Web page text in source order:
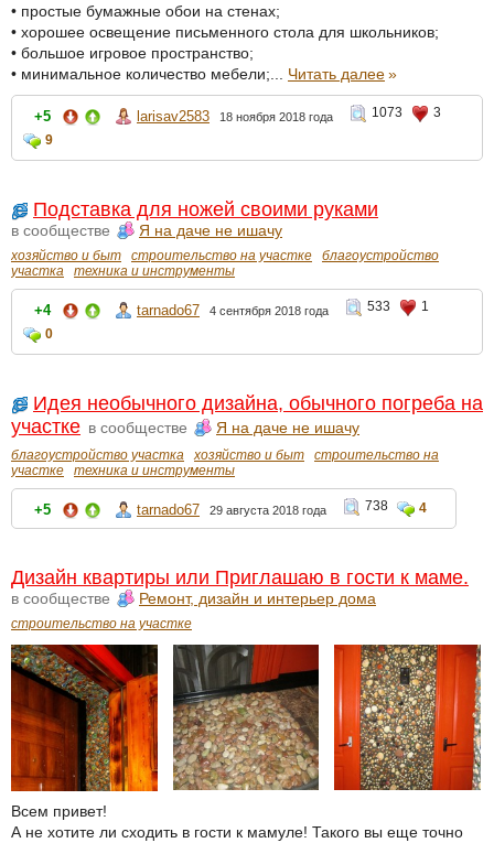
• простые бумажные обои на стенах;
• хорошее освещение письменного стола для школьников;
• большое игровое пространство;
• минимальное количество мебели;... Читать далее»
+5 larisav2583 18 ноября 2018 года 1073
3
9
Подставка для ножей своими руками
в сообществе Я на даче не ишачу
хозяйство и быт строительство на участке
благоустройство
участка
техника и инструменты
+4 tarnado67 4 сентября 2018 года 533
1
0
Идея необычного дизайна, обычного погреба на
участке в сообществе Я на даче не ишачу
благоустройство участка хозяйство и быт
строительство на
участке
техника и инструменты
+5 tarnado67 29 августа 2018 года 738 4
Дизайн квартиры или Приглашаю в гости к маме.
в сообществе Ремонт, дизайн и интерьер дома
строительство на участке
Всем привет!
А не хотите ли сходить в гости к мамуле! Такого вы еще точно